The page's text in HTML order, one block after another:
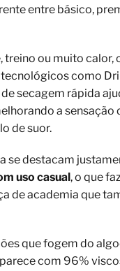
entre básico,
treino ou muito calor,
como
secagem rápida
a sensação
de suor.
se destacam
uso casual, o que
de academia que
que fogem do
com 96%